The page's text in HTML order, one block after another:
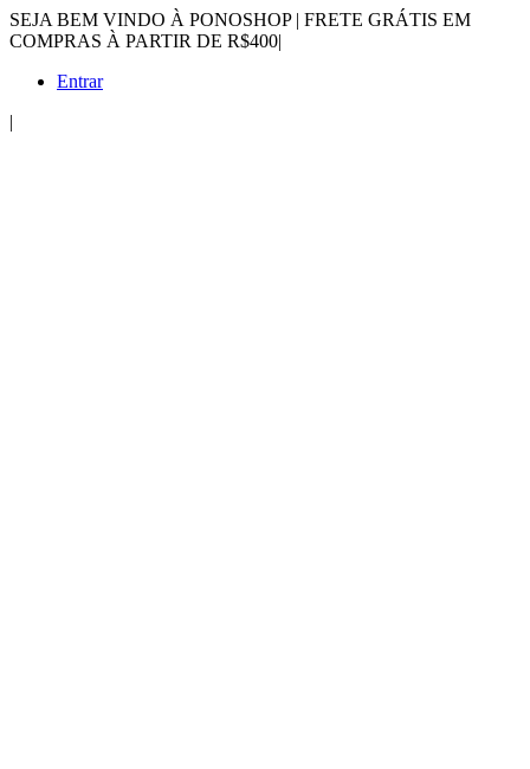
SEJA BEM VINDO À PONOSHOP | FRETE GRÁTIS EM
COMPRAS À PARTIR DE R$400|
Entrar
|